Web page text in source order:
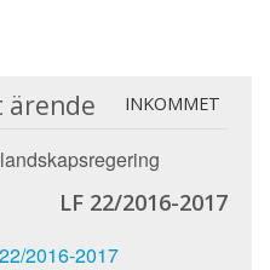
ärende INKOMMET
LF 22/2016-2017
2016-2017